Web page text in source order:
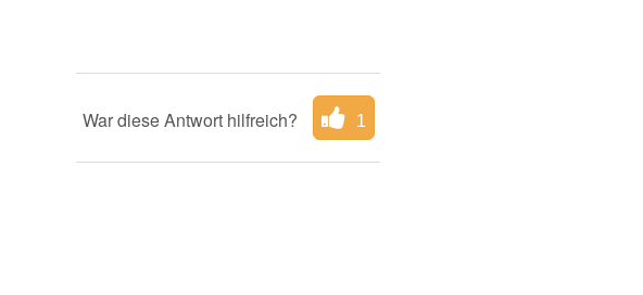
War diese Antwort hilfreich? 1